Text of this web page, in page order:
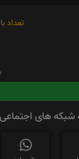
تعداد
شبکه های اجتماعی